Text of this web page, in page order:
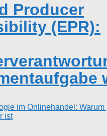
Producer
(EPR):